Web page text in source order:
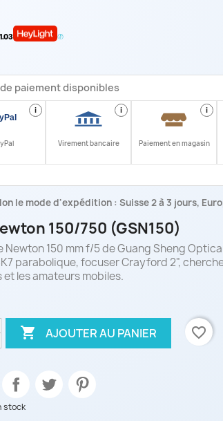
paiement disponibles
i i
Virement bancaire
i
Paiement en magasin
le mode d'expédition : Suisse 2 à 3 jours,
150/750 (GSN150)
Newton 150 mm f/5 de Guang Sheng
parabolique, focuser Crayford 2",
les amateurs mobiles.
 AJOUTER AU PANIER favorite_border
stock